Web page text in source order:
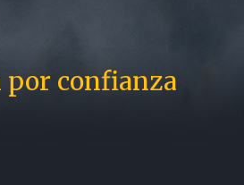
por confianza